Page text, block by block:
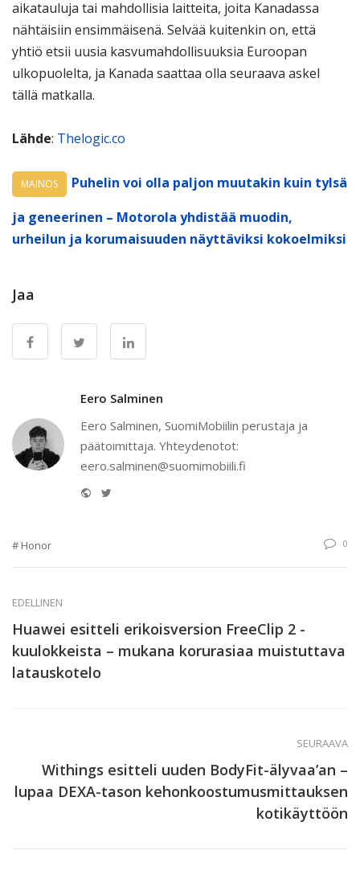
aikatauluja tai mahdollisia laitteita, joita Kanadassa
nähtäisiin ensimmäisenä. Selvää kuitenkin on, että
yhtiö etsii uusia kasvumahdollisuuksia Euroopan
ulkopuolelta, ja Kanada saattaa olla seuraava askel
tällä matkalla.
Lähde: Thelogic.co
MAINOS
Puhelin voi olla paljon muutakin kuin tylsä
ja geneerinen – Motorola yhdistää muodin,
urheilun ja korumaisuuden näyttäviksi kokoelmiksi
Jaa
Eero Salminen
Eero Salminen, SuomiMobiilin perustaja ja
päätoimittaja. Yhteydenotot:
eero.salminen@suomimobiili.fi
Website
Honor 0
EDELLINEN
Huawei esitteli erikoisversion FreeClip 2 -
kuulokkeista – mukana korurasiaa muistuttava
latauskotelo
SEURAAVA
Withings esitteli uuden BodyFit-älyvaa’an –
lupaa DEXA-tason kehonkoostumusmittauksen
kotikäyttöön